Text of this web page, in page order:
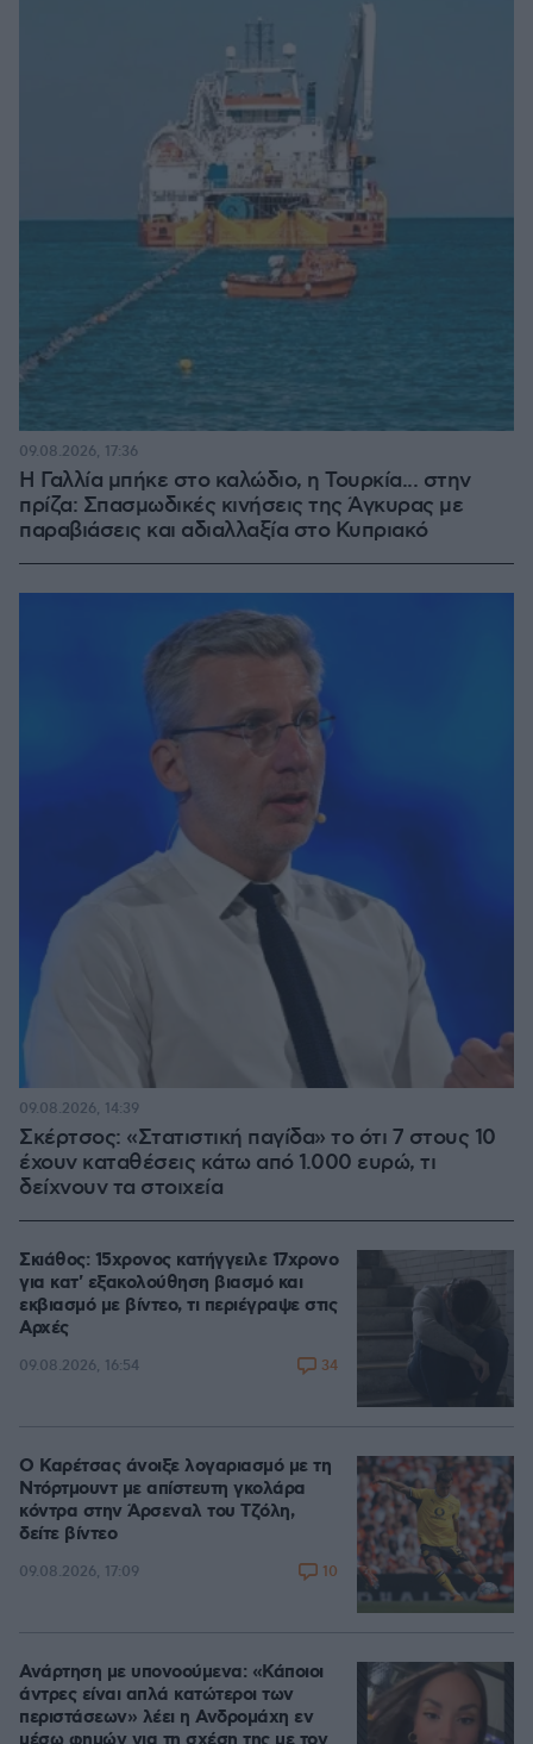
Η Γαλλία μπήκε στο καλώδιο, η Τουρκία... στην
πρίζα: Σπασμωδικές κινήσεις της Άγκυρας με
παραβιάσεις και αδιαλλαξία στο Κυπριακό
09.08.2026, 17:36
Σκέρτσος: «Στατιστική παγίδα» το ότι 7 στους 10
έχουν καταθέσεις κάτω από 1.000 ευρώ, τι
δείχνουν τα στοιχεία
09.08.2026, 14:39
Σκιάθος: 15χρονος κατήγγειλε 17χρονο
για κατ' εξακολούθηση βιασμό και
εκβιασμό με βίντεο, τι περιέγραψε στις
Αρχές
09.08.2026, 16:54 34
Ο Καρέτσας άνοιξε λογαριασμό με τη
Ντόρτμουντ με απίστευτη γκολάρα
κόντρα στην Άρσεναλ του Τζόλη,
δείτε βίντεο
09.08.2026, 17:09 10
Ανάρτηση με υπονοούμενα: «Κάποιοι
άντρες είναι απλά κατώτεροι των
περιστάσεων» λέει η Ανδρομάχη εν